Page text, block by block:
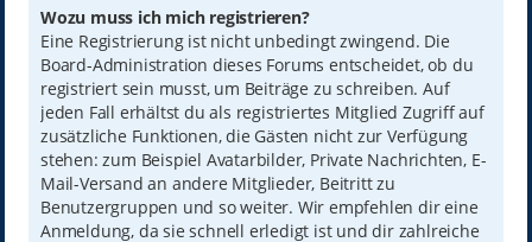
Wozu muss ich mich registrieren?
Eine Registrierung ist nicht unbedingt zwingend. Die
Board-Administration dieses Forums entscheidet, ob du
registriert sein musst, um Beiträge zu schreiben. Auf
jeden Fall erhältst du als registriertes Mitglied Zugriff auf
zusätzliche Funktionen, die Gästen nicht zur Verfügung
stehen: zum Beispiel Avatarbilder, Private Nachrichten, E-
Mail-Versand an andere Mitglieder, Beitritt zu
Benutzergruppen und so weiter. Wir empfehlen dir eine
Anmeldung, da sie schnell erledigt ist und dir zahlreiche